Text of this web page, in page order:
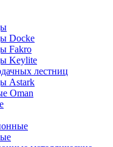
Docke
Fakro
Keylite
лестниц
Astark
Oman